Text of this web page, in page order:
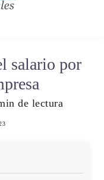
salario por
de lectura